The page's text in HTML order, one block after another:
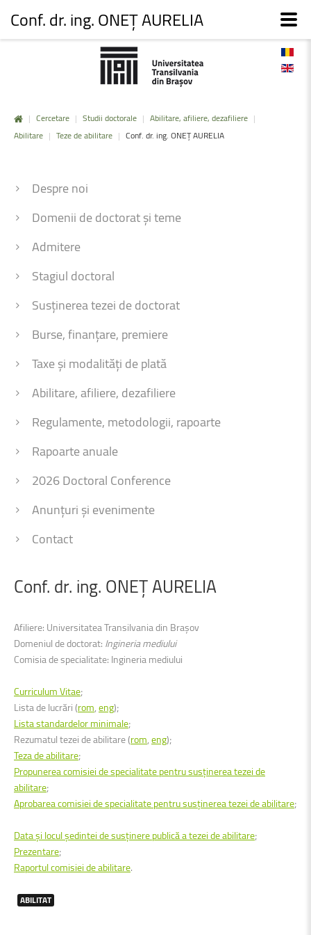
| Cercetare | Studii doctorale | Abilitare, afiliere, dezafiliere |
Abilitare | Teze de abilitare | Conf. dr. ing. ONEȚ AURELIA
Despre noi
Domenii de doctorat și teme
Admitere
Stagiul doctoral
Susținerea tezei de doctorat
Burse, finanțare, premiere
Taxe și modalități de plată
Abilitare, afiliere, dezafiliere
Regulamente, metodologii, rapoarte
Rapoarte anuale
2026 Doctoral Conference
Anunțuri și evenimente
Contact
Conf. dr. ing. ONEȚAURELIA
Afiliere: Universitatea Transilvania din Brașov
Domeniul de doctorat: Ingineria mediului
Comisia de specialitate: Ingineria mediului
Curriculum Vitae;
Lista de lucrări (rom,eng);
Lista standardelor minimale;
Rezumatul tezei de abilitare (rom,eng);
Teza de abilitare;
Propunerea comisiei de specialitate pentru susținerea tezei de
abilitare;
Aprobarea comisiei de specialitate pentru susținerea tezei de abilitare;
Data și locul ședintei de susținere publică a tezei de abilitare;
Prezentare;
Raportul comisiei de abilitare.
ABILITAT
Conf. dr. ing. ONEȚ AURELIA